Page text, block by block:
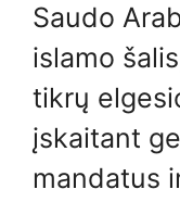
Saudo
islamo
tikrų
įskaitant
mandatus